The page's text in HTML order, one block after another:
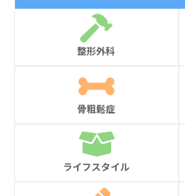
整形外科
骨粗鬆症
ライフスタイル